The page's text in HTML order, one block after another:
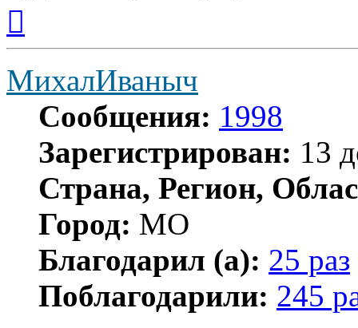
началу
МихалИваныч
Сообщения: 1998
Зарегистрирован: 13
Страна, Регион,
Город: МО
Благодарил (а): 25 раз
Поблагодарили: 245